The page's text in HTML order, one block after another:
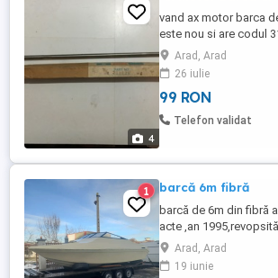
4
vand ax motor barca
este nou si are codul
aceste il puteti gasi pe
motorului se
Arad, Arad
26 iulie
99 RON
Telefon validat
1 barcă 6m fibră
barcă de 6m din fibră
acte ,an
interioare fără motor.
Arad, Arad
19 iunie